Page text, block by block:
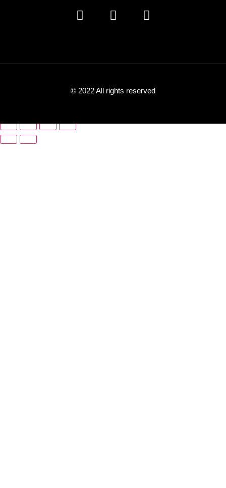
© 2022 All rights reserved